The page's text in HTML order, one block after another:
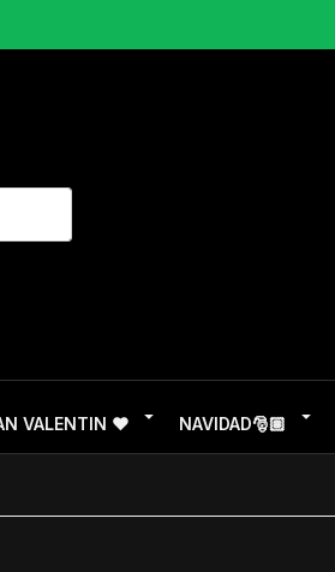
VALENTIN ❤ NAVIDAD🎅🏽